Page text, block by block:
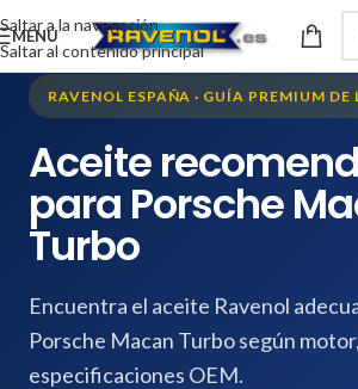
Saltar a la navegación
Saltar al contenido principal
MENÚ
RAVENOL ESPAÑA · GUÍA PREMIUM
Aceite
para Porsche
Turbo
Encuentra el aceite Ravenol
Porsche Macan Turbo según
especificaciones OEM.